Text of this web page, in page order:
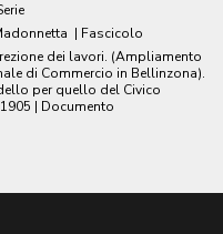
| Fascicolo
dei lavori. (Ampliamento
di Commercio in Bellinzona).
per quello del Civico
| Documento